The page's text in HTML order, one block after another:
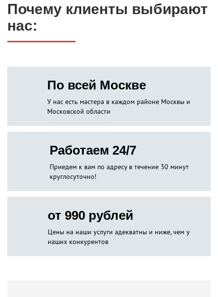
Почему клиенты выбирают
нас:
По всей Москве
У нас есть мастера в каждом районе Москвы и
Московской области
Работаем 24/7
Приедем к вам по адресу в течение 30 минут
круглосуточно!
от 990 рублей
Цены на наши услуги адекватны и ниже, чем у
наших конкурентов